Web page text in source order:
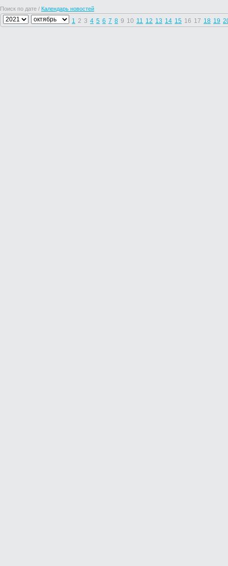
Поиск по дате / Календарь новостей
1 2 3 4 5 6 7 8 9 10 11 12 13 14 15 16 17 18 19